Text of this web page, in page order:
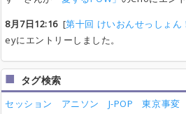
8月7日12:16[第十回 けいおんせっしょん
eyにエントリーしました。
タグ検索
セッション アニソン J-POP 東京事変